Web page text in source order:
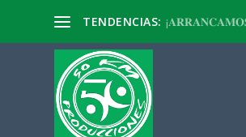
TENDENCIAS: ¡𝐀𝐑𝐑𝐀𝐍𝐂𝐀𝐌𝐎𝐒